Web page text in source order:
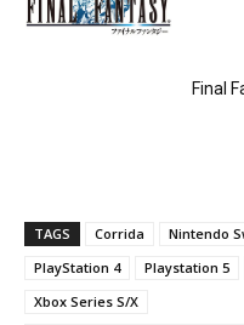
Final
TAGS Corrida Nintendo
PlayStation 4
Playstation 5
Xbox Series S/X